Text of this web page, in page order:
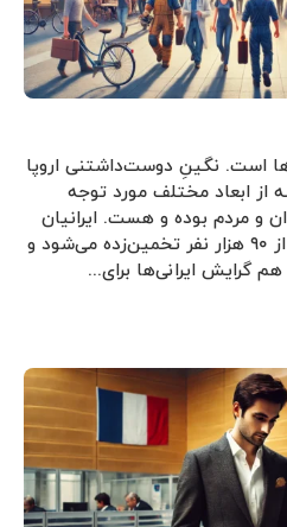
است. نگینِ دوست‌داشتنی اروپا
ابعاد مختلف مورد توجه
و مردم بوده و هست. ایرانیان
ساکن این کشور چیزی بیش از ۹۰ هزار نفر تخمین‌زده می‌شود و
گرایش ایرانی‌ها برای...